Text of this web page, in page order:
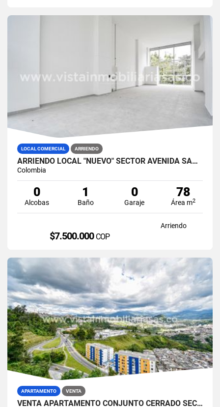
LOCAL COMERCIAL ARRIENDO
ARRIENDO LOCAL "NUEVO" SECTOR AVENIDA SANTANDER, MANIZALES
Colombia
0
Alcobas
1
Baño
0
Garaje
78
Área m2
Arriendo
$7.500.000 COP
APARTAMENTO VENTA
VENTA APARTAMENTO CONJUNTO CERRADO SECTOR PANORAMA, MANIZALES